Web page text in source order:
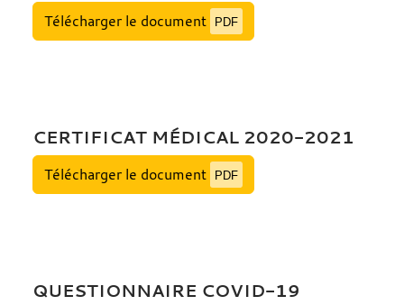
Télécharger le document PDF
CERTIFICAT MÉDICAL 2020-2021
Télécharger le document PDF
QUESTIONNAIRE COVID-19